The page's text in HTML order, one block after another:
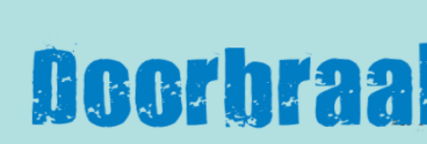
inhoud
springen